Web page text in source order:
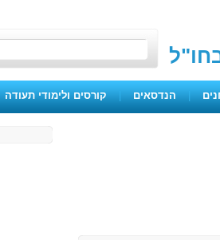
| הנדסאים | קורסים ולימודי תעודה